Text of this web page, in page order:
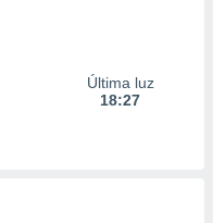
Última luz
18:27